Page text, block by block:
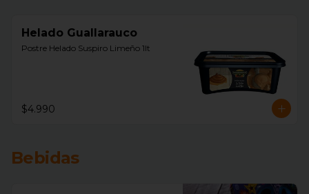
Helado Guallarauco
Postre Helado Suspiro Limeño 1lt
$4.990
Bebidas